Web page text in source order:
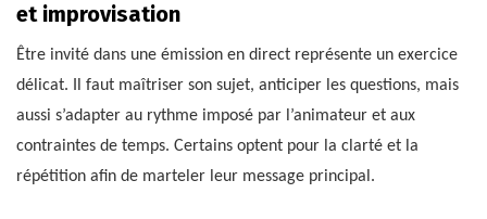
et improvisation
Être invité dans une émission en direct représente un exercice
délicat. Il faut maîtriser son sujet, anticiper les questions, mais
aussi s’adapter au rythme imposé par l’animateur et aux
contraintes de temps. Certains optent pour la clarté et la
répétition afin de marteler leur message principal.